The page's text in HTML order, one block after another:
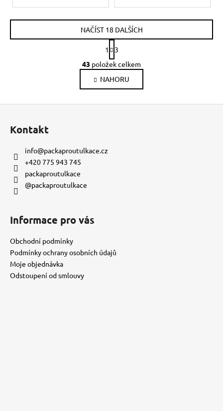
O
v
l
á
d
u
NAČÍST 18 DALŠÍCH
S
t
r
á
n
k
1
3
43 položek celkem
NAHORU
Kontakt
info@packaproutulkace.cz
+420 775 943 745
packaproutulkace
@packaproutulkace
Informace pro vás
Obchodní podmínky
Podmínky ochrany osobních údajů
Moje objednávka
Odstoupení od smlouvy